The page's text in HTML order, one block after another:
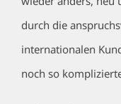
durch die
internationalen
noch so